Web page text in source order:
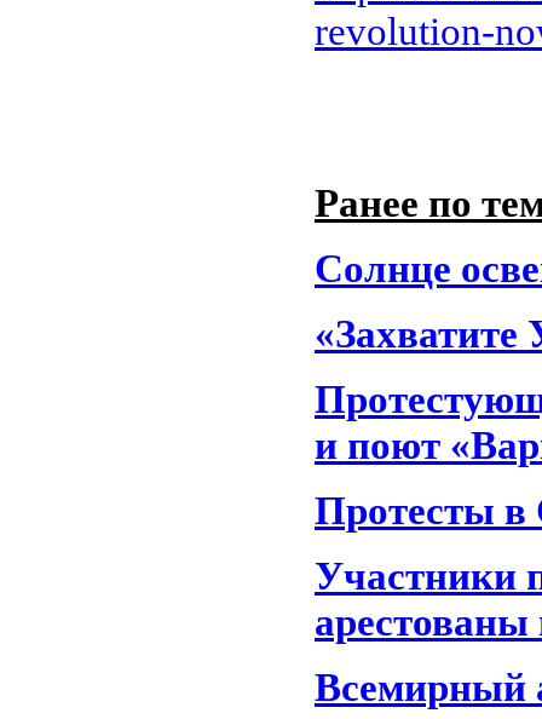
revolution-
Ранее по
Солнце
«Захватите
и поют
Протесты
Участники
Всемирный